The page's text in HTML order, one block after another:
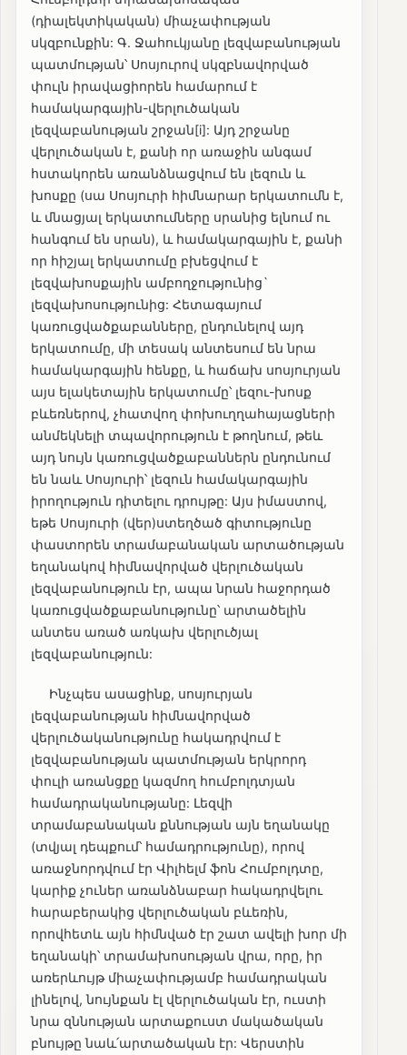
(դիալեկտիկական) միաչափության
սկզբունքին: Գ. Ջահուկյանը լեզվաբանության
պատմության՝ Սոսյուրով սկզբնավորված
փուլն իրավացիորեն համարում է
համակարգային-վերլուծական
լեզվաբանության շրջան[i]: Այդ շրջանը
վերլուծական է, քանի որ առաջին անգամ
հստակորեն առանձնացվում են լեզուն և
խոսքը (սա Սոսյուրի հիմնարար երկատումն է,
և մնացյալ երկատումները սրանից ելնում ու
հանգում են սրան), և համակարգային է, քանի
որ հիշյալ երկատումը բխեցվում է
լեզվախոսքային ամբողջությունից`
լեզվախոսությունից: Հետագայում
կառուցվածքաբանները, ընդունելով այդ
երկատումը, մի տեսակ անտեսում են նրա
համակարգային հենքը, և հաճախ սոսյուրյան
այս ելակետային երկատումը՝ լեզու-խոսք
բևեռներով, չհատվող փոխուղղահայացների
անմեկնելի տպավորություն է թողնում, թեև
այդ նույն կառուցվածքաբաններն ընդունում
են նաև Սոսյուրի՝ լեզուն համակարգային
իրողություն դիտելու դրույթը: Այս իմաստով,
եթե Սոսյուրի (վեր)ստեղծած գիտությունը
փաստորեն տրամաբանական արտածության
եղանակով հիմնավորված վերլուծական
լեզվաբանություն էր, ապա նրան հաջորդած
կառուցվածքաբանությունը՝ արտածելին
անտես առած առկախ վերլուծյալ
լեզվաբանություն:
Ինչպես ասացինք, սոսյուրյան
լեզվաբանության հիմնավորված
վերլուծականությունը հակադրվում է
լեզվաբանության պատմության երկրորդ
փուլի առանցքը կազմող հումբոլդտյան
համադրականությանը: Լեզվի
տրամաբանական քննության այն եղանակը
(տվյալ դեպքում՝ համադրությունը), որով
առաջնորդվում էր Վիլհելմ ֆոն Հումբոլդտը,
կարիք չուներ առանձնաբար հակադրվելու
հարաբերակից վերլուծական բևեռին,
որովհետև այն հիմնված էր շատ ավելի խոր մի
եղանակի՝ տրամախոսության վրա, որը, իր
առերևույթ միաչափությամբ համադրական
լինելով, նույնքան էլ վերլուծական էր, ուստի
նրա զննության արտաքուստ մակածական
բնույթը նաև՛արտածական էր: Վերստին